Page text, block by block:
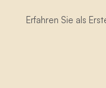
Erfahren Sie als